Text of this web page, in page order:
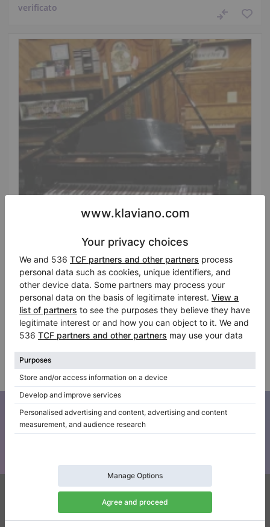
verificato
Hot
Wurlitzer G-411 akustischer Flügel mit 3 Pedalen
für Zuhause oder Studio
Stato:Stati Uniti
Città:Bloomingdale
Azienda
Iscriviti alla nostra newsletter
Tenetevi aggiornati su tutte le novità di Klaviano